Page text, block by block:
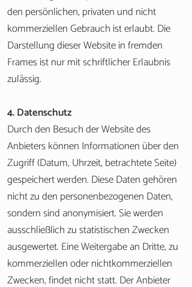
den persönlichen, privaten und nicht
kommerziellen Gebrauch ist erlaubt. Die
Darstellung dieser Website in fremden
Frames ist nur mit schriftlicher Erlaubnis
zulässig.
4. Datenschutz
Durch den Besuch der Website des
Anbieters können Informationen über den
Zugriff (Datum, Uhrzeit, betrachtete Seite)
gespeichert werden. Diese Daten gehören
nicht zu den personenbezogenen Daten,
sondern sind anonymisiert. Sie werden
ausschließlich zu statistischen Zwecken
ausgewertet. Eine Weitergabe an Dritte, zu
kommerziellen oder nichtkommerziellen
Zwecken, findet nicht statt. Der Anbieter